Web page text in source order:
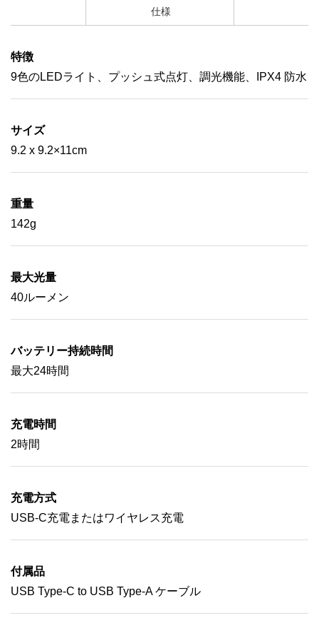
仕様
特徴
9色のLEDライト、プッシュ式点灯、調光機能、IPX4 防水
サイズ
9.2 x 9.2×11cm
重量
142g
最大光量
40ルーメン
バッテリー持続時間
最大24時間
充電時間
2時間
充電方式
USB-C充電またはワイヤレス充電
付属品
USB Type-C to USB Type-A ケーブル